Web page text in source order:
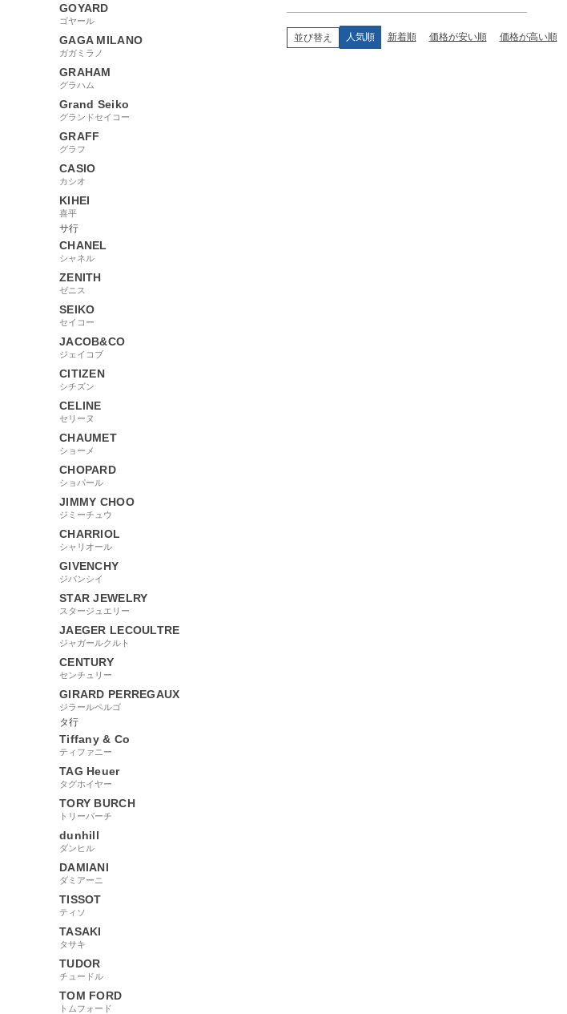
GOYARD
ゴヤール
GAGA MILANO
ガガミラノ
GRAHAM
グラハム
Grand Seiko
グランドセイコー
GRAFF
グラフ
CASIO
カシオ
KIHEI
喜平
サ行
CHANEL
シャネル
ZENITH
ゼニス
SEIKO
セイコー
JACOB&CO
ジェイコブ
CITIZEN
シチズン
CELINE
セリーヌ
CHAUMET
ショーメ
CHOPARD
ショパール
JIMMY CHOO
ジミーチュウ
CHARRIOL
シャリオール
GIVENCHY
ジバンシイ
STAR JEWELRY
スタージュエリー
JAEGER LECOULTRE
ジャガールクルト
CENTURY
センチュリー
GIRARD PERREGAUX
ジラールペルゴ
タ行
Tiffany & Co
ティファニー
TAG Heuer
タグホイヤー
TORY BURCH
トリーバーチ
dunhill
ダンヒル
DAMIANI
ダミアーニ
TISSOT
ティソ
TASAKI
タサキ
TUDOR
チュードル
TOM FORD
トムフォード
並び替え 人気順 新着順 価格が安い順 価格が高い順